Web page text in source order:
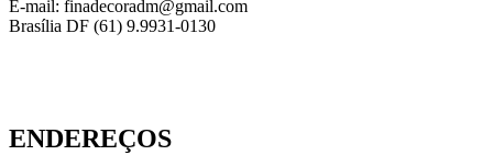
E-mail: finadecoradm@gmail.com
Brasília DF (61) 9.9931-0130
ENDEREÇOS